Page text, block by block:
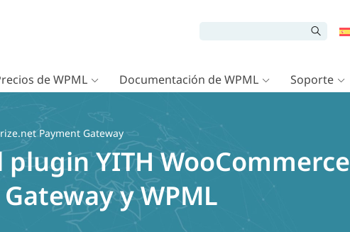
de WPML Documentación de WPML Soporte
Payment Gateway
YITH WooCommerce
y WPML